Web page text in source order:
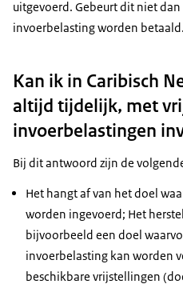
uitgevoerd. Gebeurt dit niet
invoerbelasting worden betaald.
Kan ik in Caribisch
altijd tijdelijk, met
invoerbelastingen
Bij dit antwoord zijn de
Het hangt af van het doel
worden ingevoerd; Het
bijvoorbeeld een doel
invoerbelasting kan worden
beschikbare vrijstellingen